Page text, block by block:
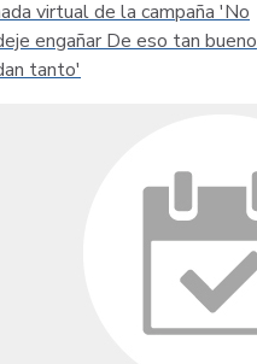
virtual de la campaña 'No
engañar De eso tan bueno
tanto'